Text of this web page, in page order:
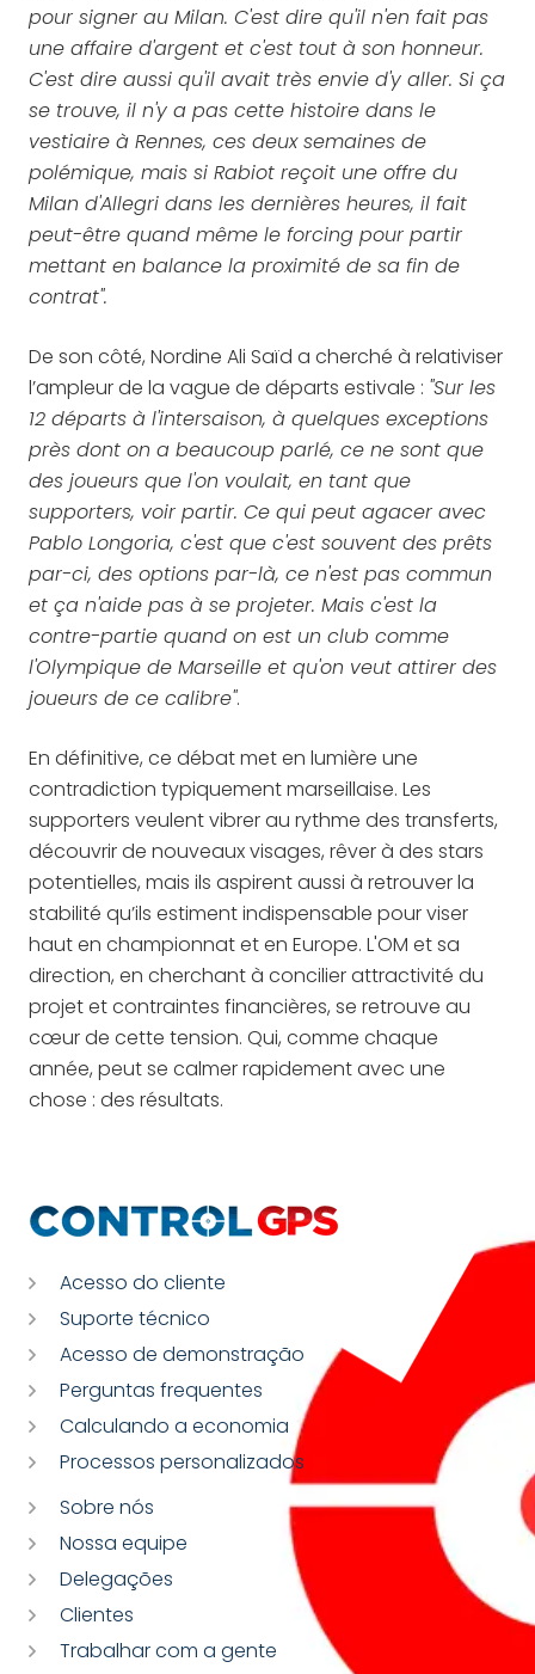
pour signer au Milan. C'est dire qu'il n'en fait pas
une affaire d'argent et c'est tout à son honneur.
C'est dire aussi qu'il avait très envie d'y aller. Si ça
se trouve, il n'y a pas cette histoire dans le
vestiaire à Rennes, ces deux semaines de
polémique, mais si Rabiot reçoit une offre du
Milan d'Allegri dans les dernières heures, il fait
peut-être quand même le forcing pour partir
mettant en balance la proximité de sa fin de
contrat".
De son côté, Nordine Ali Saïd a cherché à relativiser
l’ampleur de la vague de départs estivale : "Sur les
12 départs à l'intersaison, à quelques exceptions
près dont on a beaucoup parlé, ce ne sont que
des joueurs que l'on voulait, en tant que
supporters, voir partir. Ce qui peut agacer avec
Pablo Longoria, c'est que c'est souvent des prêts
par-ci, des options par-là, ce n'est pas commun
et ça n'aide pas à se projeter. Mais c'est la
contre-partie quand on est un club comme
l'Olympique de Marseille et qu'on veut attirer des
joueurs de ce calibre".
En définitive, ce débat met en lumière une
contradiction typiquement marseillaise. Les
supporters veulent vibrer au rythme des transferts,
découvrir de nouveaux visages, rêver à des stars
potentielles, mais ils aspirent aussi à retrouver la
stabilité qu’ils estiment indispensable pour viser
haut en championnat et en Europe. L'OM et sa
direction, en cherchant à concilier attractivité du
projet et contraintes financières, se retrouve au
cœur de cette tension. Qui, comme chaque
année, peut se calmer rapidement avec une
chose : des résultats.
Acesso do cliente
Suporte técnico
Acesso de demonstração
Perguntas frequentes
Calculando a economia
Processos personalizados
Sobre nós
Nossa equipe
Delegações
Clientes
Trabalhar com a gente